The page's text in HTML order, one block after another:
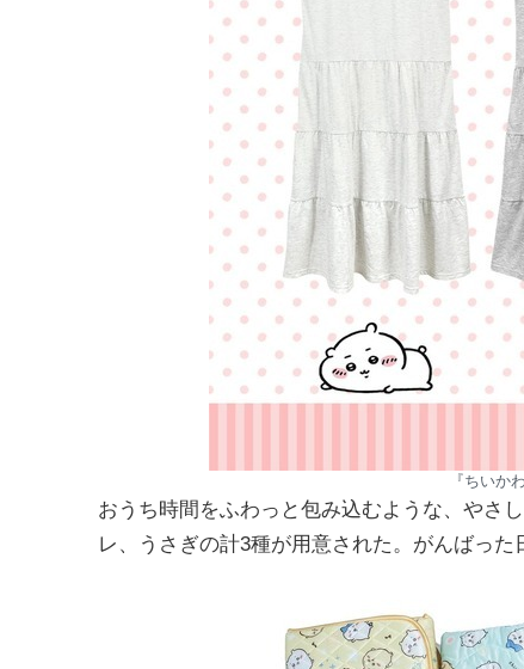
『ちいか
おうち時間をふわっと包み込むような、やさ
レ、うさぎの計3種が用意された。がんばっ